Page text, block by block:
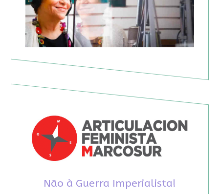
Não à Guerra Imperialista!